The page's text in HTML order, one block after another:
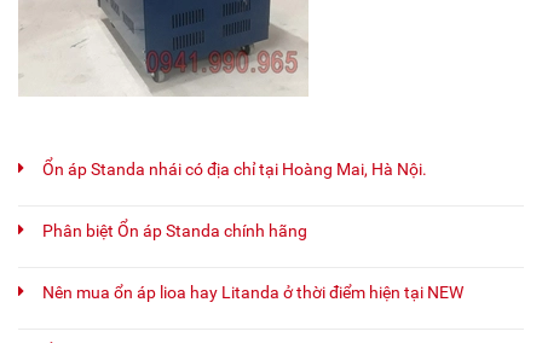
Ổn áp Standa nhái có địa chỉ tại Hoàng Mai, Hà Nội.
Phân biệt Ổn áp Standa chính hãng
Nên mua ổn áp lioa hay Litanda ở thời điểm hiện tại NEW